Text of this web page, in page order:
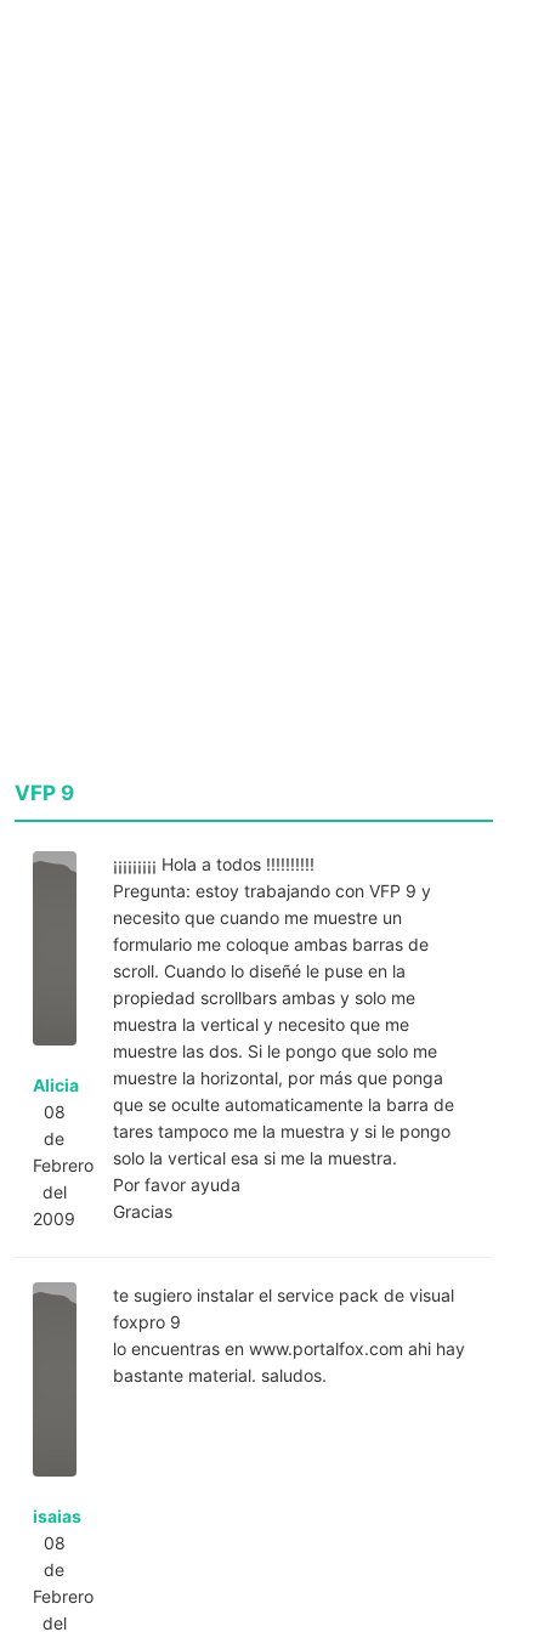
VFP 9
Alicia
08
de
Febrero
del
2009
¡¡¡¡¡¡¡¡¡ Hola a todos !!!!!!!!!!
Pregunta: estoy trabajando con VFP 9 y
necesito que cuando me muestre un
formulario me coloque ambas barras de
scroll. Cuando lo diseñé le puse en la
propiedad scrollbars ambas y solo me
muestra la vertical y necesito que me
muestre las dos. Si le pongo que solo me
muestre la horizontal, por más que ponga
que se oculte automaticamente la barra de
tares tampoco me la muestra y si le pongo
solo la vertical esa si me la muestra.
Por favor ayuda
Gracias
isaias
08
de
Febrero
del
te sugiero instalar el service pack de visual
foxpro 9
lo encuentras en www.portalfox.com ahi hay
bastante material. saludos.